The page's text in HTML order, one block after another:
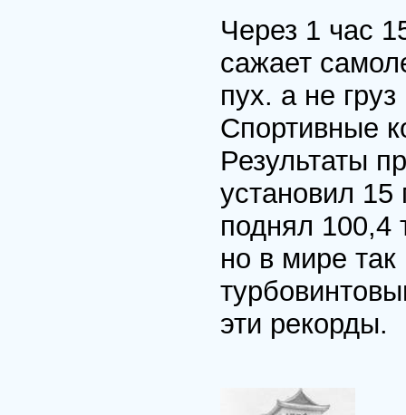
Через 1 час
сажает
пух. а не
Спортивные
Результаты
установил
поднял 100,4
но в мире
эти рекорды.